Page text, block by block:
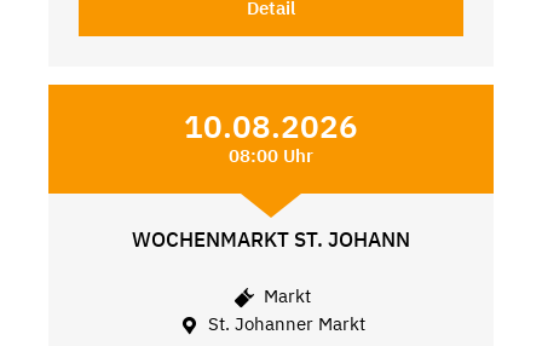
Detail
10.08.2026
08:00 Uhr
WOCHENMARKT ST. JOHANN
Markt
St. Johanner Markt